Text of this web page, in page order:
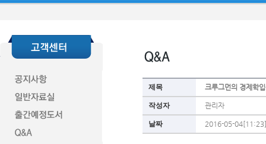
제목 크루그먼의 경제학
작성자 관리자
날짜 2016-05-04[11:23]